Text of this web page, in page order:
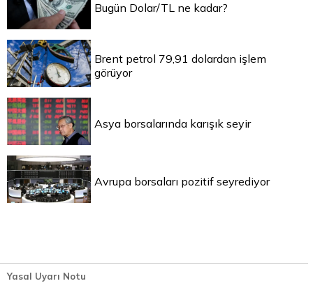
Bugün Dolar/TL ne kadar?
Brent petrol 79,91 dolardan işlem
görüyor
Asya borsalarında karışık seyir
Avrupa borsaları pozitif seyrediyor
Yasal Uyarı Notu